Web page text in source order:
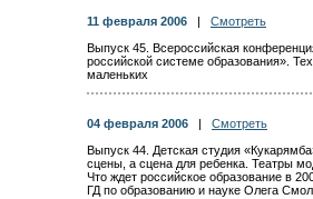
11 февраля 2006
Смотреть
Выпуск 45. Всероссийская
российской системе образования».
маленьких
04 февраля 2006
Смотреть
Выпуск 44. Детская студия
сцены, а сцена для ребенка. Театры
Что ждет российское образование в
ГД по образованию и науке Олега